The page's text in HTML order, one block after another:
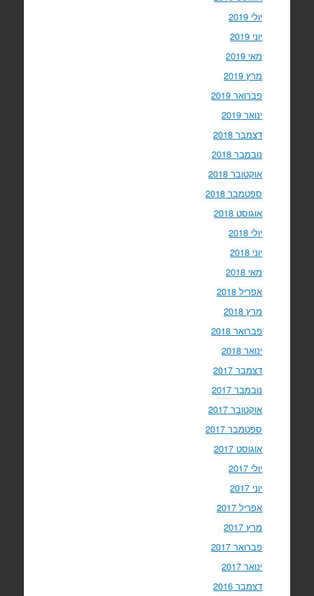
יולי 2019
יוני 2019
מאי 2019
מרץ 2019
פברואר 2019
ינואר 2019
דצמבר 2018
נובמבר 2018
אוקטובר 2018
ספטמבר 2018
אוגוסט 2018
יולי 2018
יוני 2018
מאי 2018
אפריל 2018
מרץ 2018
פברואר 2018
ינואר 2018
דצמבר 2017
נובמבר 2017
אוקטובר 2017
ספטמבר 2017
אוגוסט 2017
יולי 2017
יוני 2017
אפריל 2017
מרץ 2017
פברואר 2017
ינואר 2017
דצמבר 2016